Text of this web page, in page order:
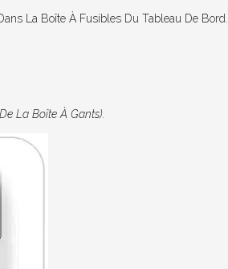
La Boîte À Fusibles Du Tableau De Bord.
La Boîte À Gants).